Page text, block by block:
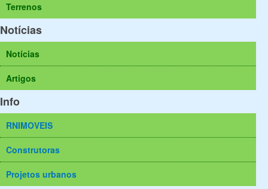
Terrenos
Notícias
Notícias
Artigos
Info
RNIMOVEIS
Construtoras
Projetos urbanos